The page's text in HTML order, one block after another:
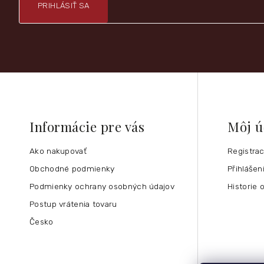
PRIHLÁSIŤ SA
Informácie pre vás
Ako nakupovať
Obchodné podmienky
Podmienky ochrany osobných údajov
Postup vrátenia tovaru
Česko
Môj
Přihlášení
Historie